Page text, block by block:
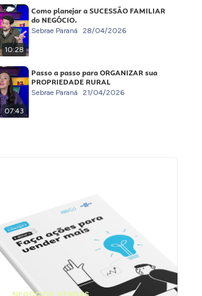
10:28
Como planejar a SUCESSÃO FAMILIAR
do NEGÓCIO.
Sebrae Paraná 28/04/2026
07:43
Passo a passo para ORGANIZAR sua
PROPRIEDADE RURAL
Sebrae Paraná 21/04/2026